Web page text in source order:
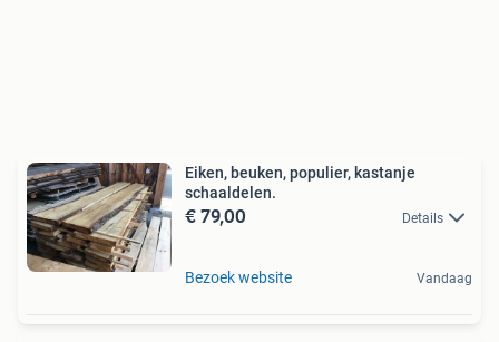
Eiken, beuken, populier, kastanje
schaaldelen.
€ 79,00 Details
Bezoek website Vandaag